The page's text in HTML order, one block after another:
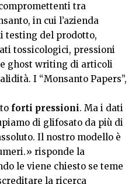
tra
in cui l’azienda
testing del prodotto,
tossicologici, pressioni
ghost writing di articoli
I “Monsanto Papers”,
forti pressioni. Ma i dati
di glifosato da più di
Il nostro modello è
risponde la
le viene chiesto se teme
la ricerca